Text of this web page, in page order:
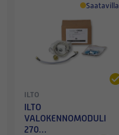
Saatavilla
ILTO
ILTO
VALOKENNOMODULI
270